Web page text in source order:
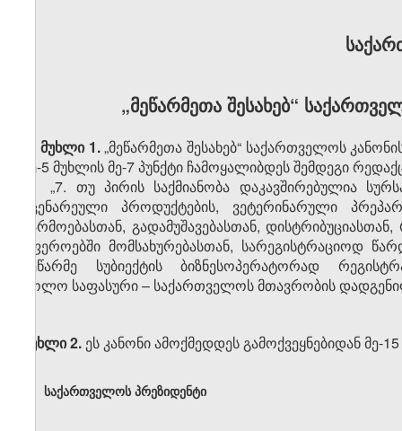
„მეწარმეთა შესახებ“
მუხლი 1.„მეწარმეთა შესახებ“ საქართველოს
მე-5 მუხლის მე-7 პუნქტი ჩამოყალიბდეს შემდეგი
„7. თუ პირის საქმიანობა დაკავშირებულია
მცენარეული პროდუქტების, ვეტერინარული
წარმოებასთან, გადამუშავებასთან,
სფეროებში მომსახურებასთან, სარეგისტრაციოდ
მეწარმე სუბიექტის ბიზნესოპერატორად
ხოლო საფასური – საქართველოს მთავრობის
მუხლი 2. ეს კანონი ამოქმედდეს გამოქვეყნებიდან მე-
საქართველოს პრეზიდენტი